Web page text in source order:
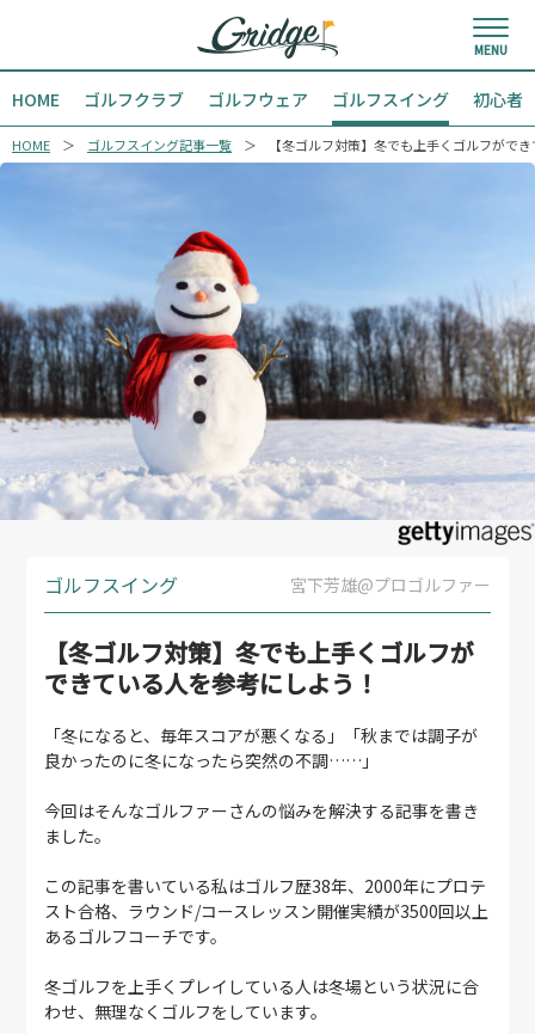
HOME ゴルフクラブ ゴルフウェア ゴルフスイング 初心者
HOME ゴルフスイング記事一覧 【冬ゴルフ対策】冬でも上手くゴルフがで
ゴルフスイング 宮下芳雄@プロゴルファー
【冬ゴルフ対策】冬でも上手くゴルフが
できている人を参考にしよう！
「冬になると、毎年スコアが悪くなる」「秋までは調子が
良かったのに冬になったら突然の不調……」
今回はそんなゴルファーさんの悩みを解決する記事を書き
ました。
この記事を書いている私はゴルフ歴38年、2000年にプロテ
スト合格、ラウンド/コースレッスン開催実績が3500回以上
あるゴルフコーチです。
冬ゴルフを上手くプレイしている人は冬場という状況に合
わせ、無理なくゴルフをしています。